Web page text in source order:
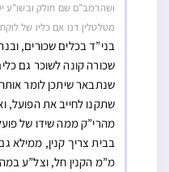
ושהרמב”ם שם חולק ובשו”ע
מטלטלין דנו אם כליו של
בני”ד בכלים שכורים,
שכורה קונה לשוכר גם
שנתבאר שיתכן לומר
שתקנו לחייב את הפועל,
מהרי”ק ממה שידו של
בבית צריך קנין, ממילא
מ”מ הקנין חל, וצל”ע